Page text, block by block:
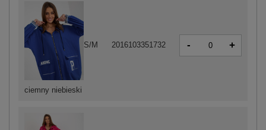
ciemny niebieski
S/M 2016103351732 - +